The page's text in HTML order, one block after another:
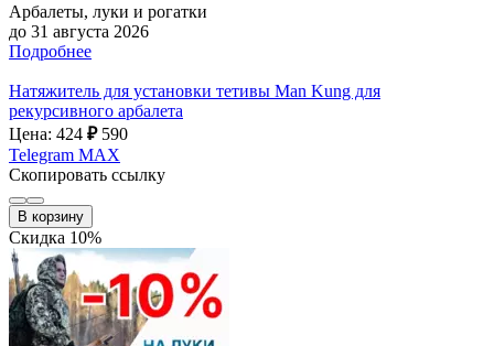
Арбалеты, луки и рогатки
до 31 августа 2026
Подробнее
Натяжитель для установки тетивы Man Kung для
рекурсивного арбалета
Цена: 424 ₽ 590
Telegram MAX
Скопировать ссылку
В корзину
Скидка 10%